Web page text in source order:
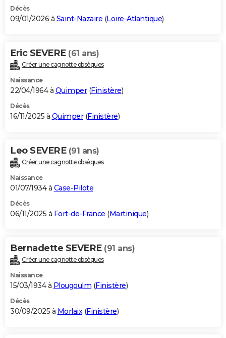
Décès
09/01/2026 à Saint-Nazaire (Loire-Atlantique)
Eric SEVERE (61 ans)
Créer une cagnotte obsèques
Naissance
22/04/1964 à Quimper(Finistère)
Décès
16/11/2025 à Quimper(Finistère)
Leo SEVERE (91 ans)
Créer une cagnotte obsèques
Naissance
01/07/1934 à Case-Pilote
Décès
06/11/2025 à Fort-de-France (Martinique)
Bernadette SEVERE (91 ans)
Créer une cagnotte obsèques
Naissance
15/03/1934 à Plougoulm (Finistère)
Décès
30/09/2025 à Morlaix(Finistère)